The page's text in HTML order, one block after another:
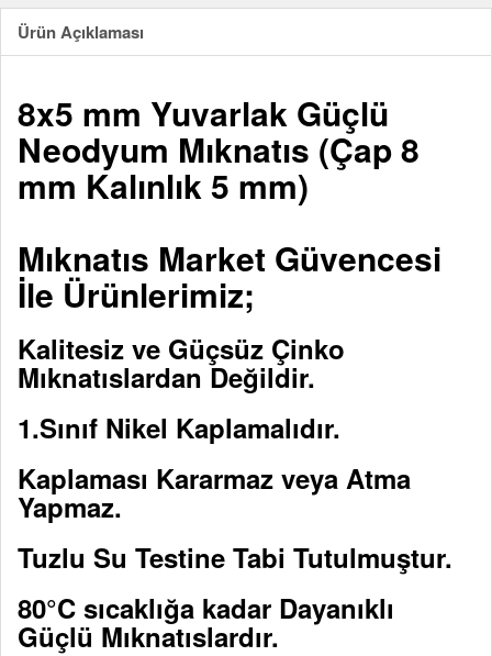
Ürün Açıklaması
8x5 mm Yuvarlak Güçlü
Neodyum Mıknatıs (Çap 8
mm Kalınlık 5 mm)
Mıknatıs Market Güvencesi
İle Ürünlerimiz;
Kalitesiz ve Güçsüz Çinko
Mıknatıslardan Değildir.
1.Sınıf Nikel Kaplamalıdır.
Kaplaması Kararmaz veya Atma
Yapmaz.
Tuzlu Su Testine Tabi Tutulmuştur.
80°C sıcaklığa kadar Dayanıklı
Güçlü Mıknatıslardır.